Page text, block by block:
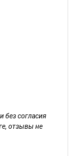
без согласия
отзывы не